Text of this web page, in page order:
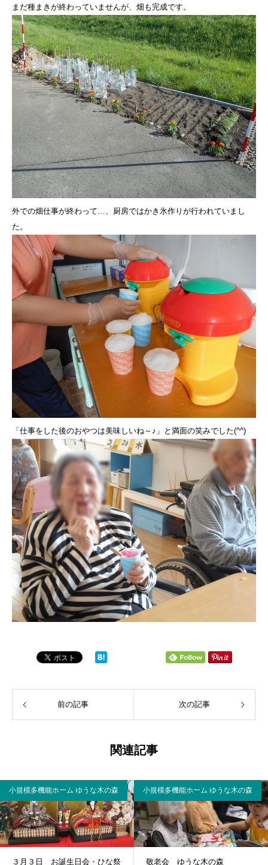
まだ種まきが終わっていませんが、畑も完成です。
外での畑仕事が終わって…、厨房ではかき氷作りが行われていまし
た。
「仕事をした後のおやつは美味しいね～♪」と満面の笑みでした(^^)
前の記事 次の記事
関連記事
小規模多機能ホーム ゆうな木の森
３月３日 お誕生日会・ひな祭
小規模多機能ホーム ゆうな木の森
敬老会 ゆうな木の森